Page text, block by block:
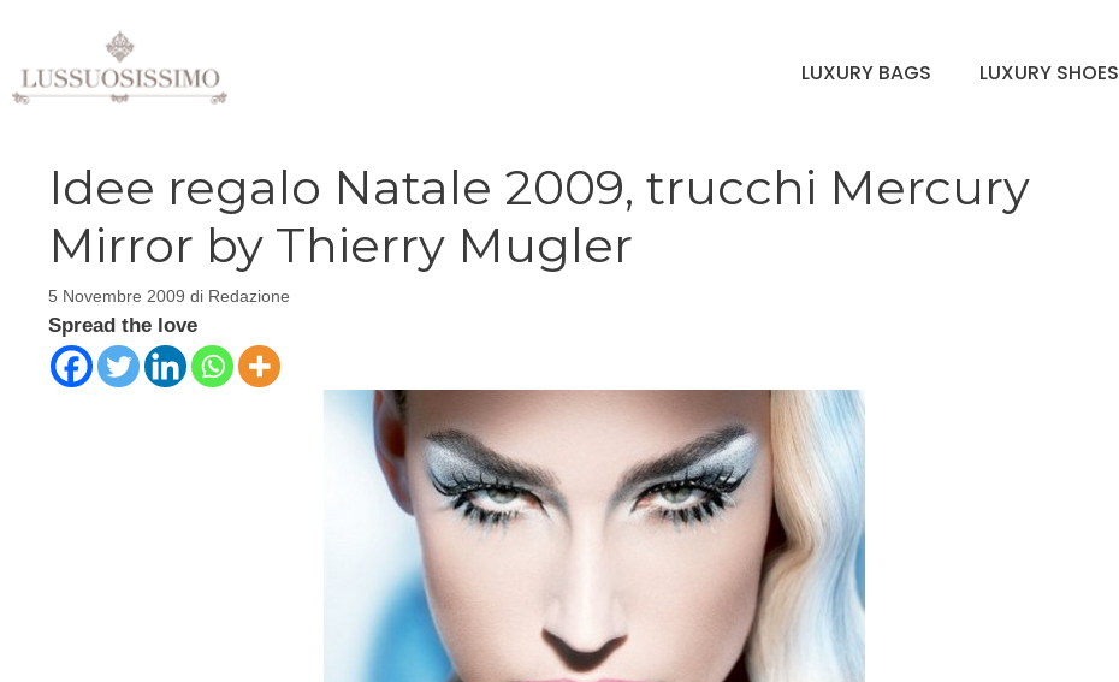
contenuto
LUXURY BAGS LUXURY SHOES
Idee regalo Natale 2009, trucchi Mercury
Mirror by Thierry Mugler
5 Novembre 2009 di Redazione
Spread the love